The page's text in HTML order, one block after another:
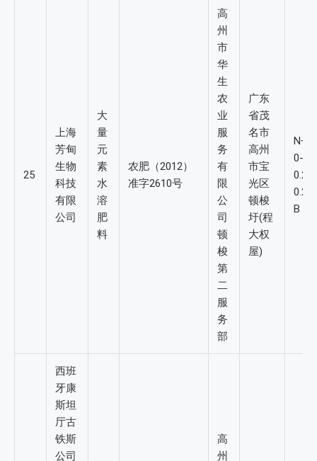
25
上海
芳甸
生物
科技
有限
公司
大
量
元
素
水
溶
肥
料
农肥（2012）
准字2610号
高
州
市
华
生
农
业
服
务
有
限
公
司
顿
梭
第
二
服
务
部
广东
省茂
名市
高州
市宝
光区
顿梭
圩(程
大权
屋)
0-
B：
西班
牙康
斯坦
厅古
铁斯
公司
高
州